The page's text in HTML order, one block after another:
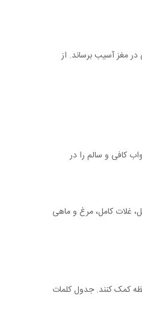
مغز آسیب برساند. از
کافی و سالم را در
غلات کامل، مرغ و ماهی
کمک کنند. جدول کلمات